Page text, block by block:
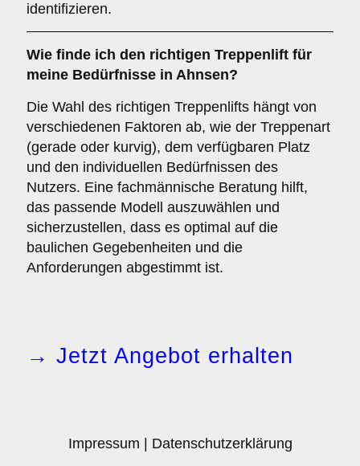
identifizieren.
Wie finde ich den richtigen Treppenlift für
meine Bedürfnisse in Ahnsen?
Die Wahl des richtigen Treppenlifts hängt von
verschiedenen Faktoren ab, wie der Treppenart
(gerade oder kurvig), dem verfügbaren Platz
und den individuellen Bedürfnissen des
Nutzers. Eine fachmännische Beratung hilft,
das passende Modell auszuwählen und
sicherzustellen, dass es optimal auf die
baulichen Gegebenheiten und die
Anforderungen abgestimmt ist.
→ Jetzt Angebot erhalten
Impressum Datenschutzerklärung